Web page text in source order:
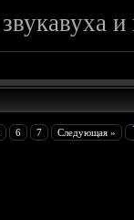
звукавуха
6 7 Следующая »